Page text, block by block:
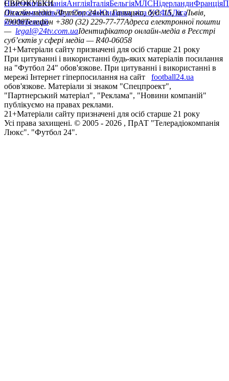
НімеччинаІспаніяАнгліяІталіяБельгіяМЛСНідерландиФранція
ЄВРОКУБКИ
Ліга чемпіонівЛіга ЄвропиЮнацька ліга УЄФАЛіга
конференцій
Онлайн-медіа «Футбол 24»пл. Галицька, буд. 15, м. Львів,
79008Телефон +380 (32) 229-77-77Адреса електронної пошти
— legal@24tv.com.uaІдентифікатор онлайн-медіа в Реєстрі
суб’єктів у сфері медіа — R40-06058
21+Матеріали сайту призначені для осіб старше 21 року
При цитуванні і використанні будь-яких матеріалів посилання
на "Футбол 24" обов'язкове. При цитуванні і використанні в
мережі Інтернет гіперпосилання на сайт
football24.ua
обов'язкове. Матеріали зі знаком "Спецпроект",
"Партнерський матеріал", "Реклама", "Новини компаній"
публікуємо на правах реклами.
21+Матеріали сайту призначені для осіб старше 21 року
Усi права захищенi. © 2005 - 2026 , ПрАТ "Телерадіокомпанія
Люкс". "Футбол 24".